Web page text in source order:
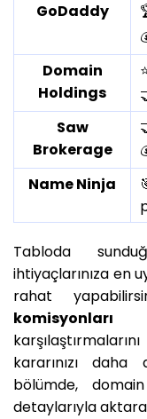
GoDaddy
Domain
Holdings
Saw
Brokerage
Name Ninja
Tabloda
ihtiyaçlarınıza en
rahat
komisyonları
kararınızı
bölümde,
detaylarıyla